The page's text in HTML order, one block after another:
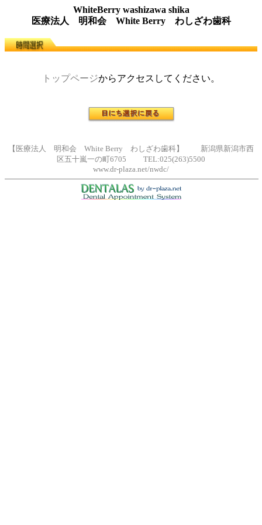
WhiteBerry washizawa shika
医療法人 明和会 White Berry わしざわ歯科
トップページからアクセスしてください。
【医療法人 明和会 White Berry わしざわ歯科】 新潟県新潟市西
区五十嵐一の町6705 TEL:025(263)5500
www.dr-plaza.net/nwdc/